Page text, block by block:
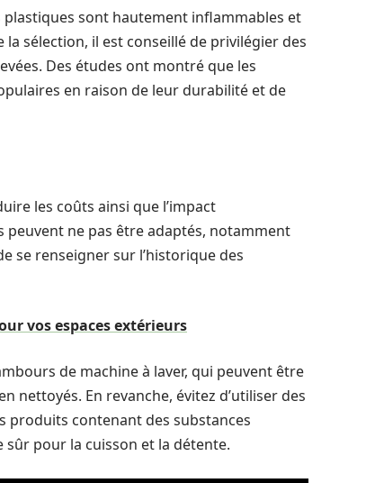
sont hautement inflammables et
sélection, il est conseillé de privilégier des
Des études ont montré que les
en raison de leur durabilité et de
les coûts ainsi que l’impact
ne pas être adaptés, notamment
se renseigner sur l’historique des
vos espaces extérieurs
de machine à laver, qui peuvent être
nettoyés. En revanche, évitez d’utiliser des
produits contenant des substances
pour la cuisson et la détente.